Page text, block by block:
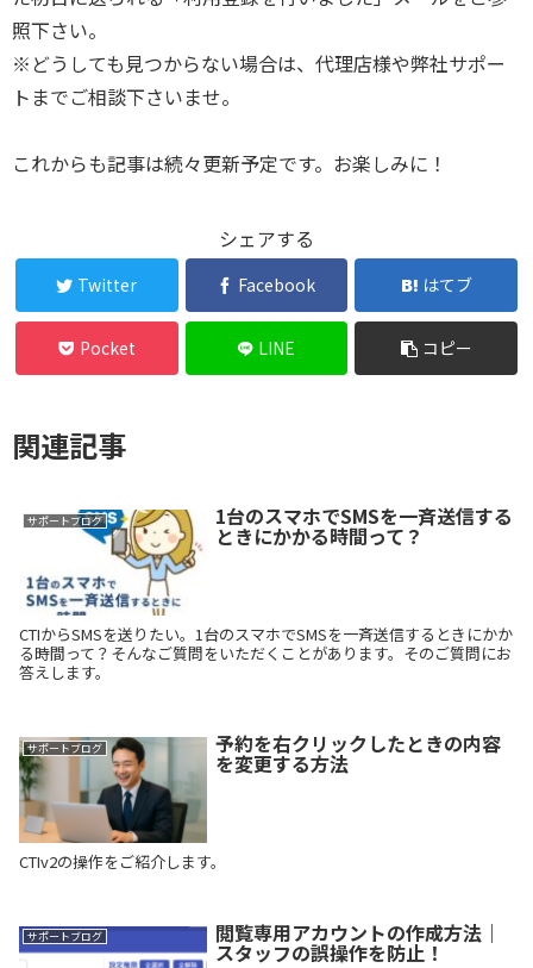
照下さい。
※どうしても見つからない場合は、代理店様や弊社サポー
トまでご相談下さいませ。
これからも記事は続々更新予定です。お楽しみに！
シェアする
Twitter Facebook はてブ
Pocket LINE コピー
関連記事
サポートブログ 1台のスマホでSMSを一斉送信する
ときにかかる時間って？
CTIからSMSを送りたい。1台のスマホでSMSを一斉送信するときにかか
る時間って？そんなご質問をいただくことがあります。そのご質問にお
答えします。
サポートブログ 予約を右クリックしたときの内容
を変更する方法
CTIv2の操作をご紹介します。
サポートブログ 閲覧専用アカウントの作成方法｜
スタッフの誤操作を防止！